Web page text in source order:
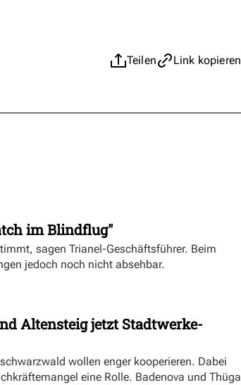
Teilen Link kopieren
im Blindflug"
sagen Trianel-Geschäftsführer. Beim
jedoch noch nicht absehbar.
Altensteig jetzt Stadtwerke-
wollen enger kooperieren. Dabei
eine Rolle. Badenova und Thüga